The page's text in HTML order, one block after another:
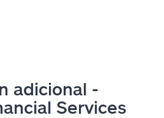
adicional -
Services